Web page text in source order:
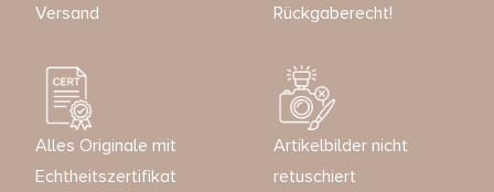
Versand
Rückgaberecht!
Alles Originale mit
Echtheitszertifikat
Artikelbilder nicht
retuschiert